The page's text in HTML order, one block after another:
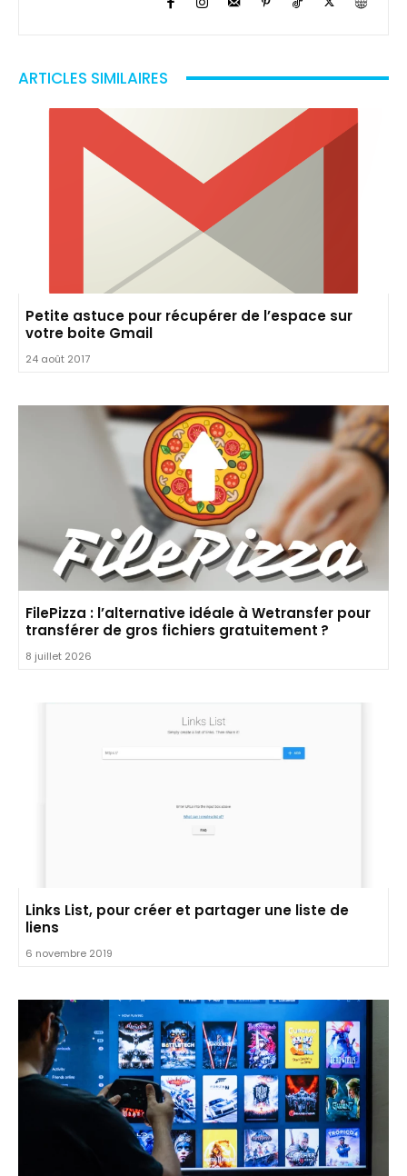
ARTICLES SIMILAIRES
Petite astuce pour récupérer de l’espace sur
votre boite Gmail
24 août 2017
FilePizza : l’alternative idéale à Wetransfer pour
transférer de gros fichiers gratuitement ?
8 juillet 2026
Links List, pour créer et partager une liste de
liens
6 novembre 2019